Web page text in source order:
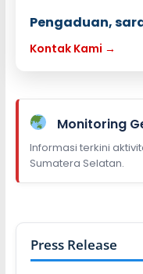
Pengaduan,
Kontak Kami →
Monitoring
Informasi terkini
Sumatera Selatan.
Press Release